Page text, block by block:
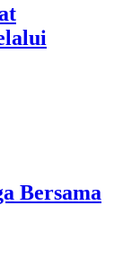
Bersama